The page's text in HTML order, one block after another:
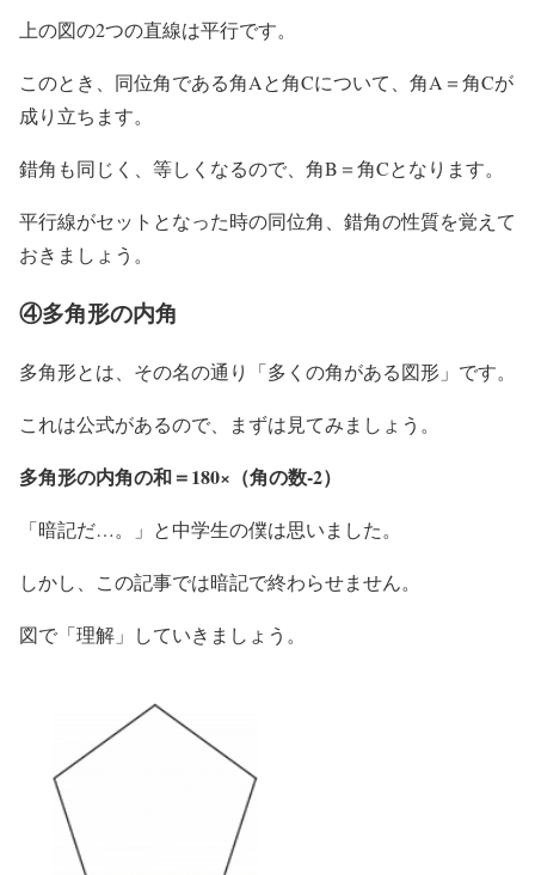
上の図の2つの直線は平行です。
このとき、同位角である角Aと角Cについて、角A＝角Cが
成り立ちます。
錯角も同じく、等しくなるので、角B＝角Cとなります。
平行線がセットとなった時の同位角、錯角の性質を覚えて
おきましょう。
④多角形の内角
多角形とは、その名の通り「多くの角がある図形」です。
これは公式があるので、まずは見てみましょう。
多角形の内角の和＝180×（角の数-2）
「暗記だ…。」と中学生の僕は思いました。
しかし、この記事では暗記で終わらせません。
図で「理解」していきましょう。